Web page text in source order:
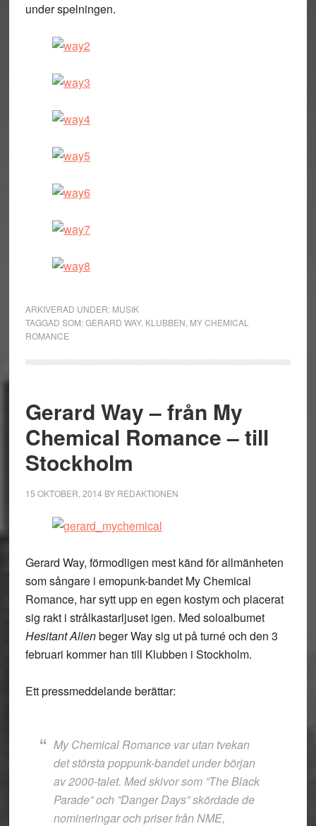
under spelningen.
ARKIVERAD UNDER: MUSIK
TAGGAD SOM:GERARD WAY, KLUBBEN MY CHEMICAL
ROMANCE
Gerard Way – från My
Chemical Romance – till
Stockholm
15 OKTOBER, 2014 BY REDAKTIONEN
Gerard Way, förmodligen mest känd för allmänheten
som sångare i emopunk-bandet My Chemical
Romance, har sytt upp en egen kostym och placerat
sig rakt i strålkastarljuset igen. Med soloalbumet
Hesitant Alienbeger Way sig ut på turné och den 3
februari kommer han till Klubben i Stockholm.
Ett pressmeddelande berättar:
My Chemical Romance var utan tvekan
det största poppunk-bandet under början
av 2000-talet. Med skivor som ”The Black
Parade” och ”Danger Days” skördade de
nomineringar och priser från NME,